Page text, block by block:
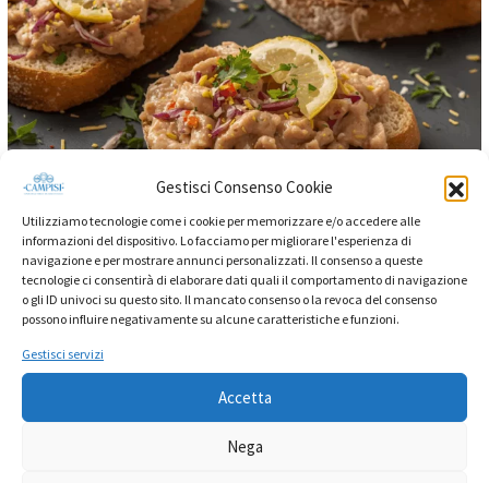
Gestisci Consenso Cookie
Utilizziamo tecnologie come i cookie per memorizzare e/o accedere alle
informazioni del dispositivo. Lo facciamo per migliorare l'esperienza di
navigazione e per mostrare annunci personalizzati. Il consenso a queste
tecnologie ci consentirà di elaborare dati quali il comportamento di navigazione
o gli ID univoci su questo sito. Il mancato consenso o la revoca del consenso
possono influire negativamente su alcune caratteristiche e funzioni.
Gestisci servizi
Accetta
Nega
Antipasti
Bruschette al Pesto di Tonno con
Scorza di
Un’idea veloce e raffinata per l’aperitivo o come
antipasto: le bruschette al pesto di tonno Campisi
si arricchiscono della freschezza del limone